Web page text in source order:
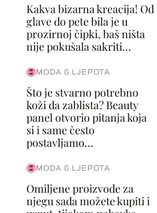
Kakva bizarna kreacija! Od
glave do pete bila je u
prozirnoj čipki, baš ništa
nije pokušala sakriti...
MODA & LJEPOTA
Što je stvarno potrebno
koži da zablista? Beauty
panel otvorio pitanja koja
si i same često
postavljamo...
MODA & LJEPOTA
Omiljene proizvode za
njegu sada možete kupiti i